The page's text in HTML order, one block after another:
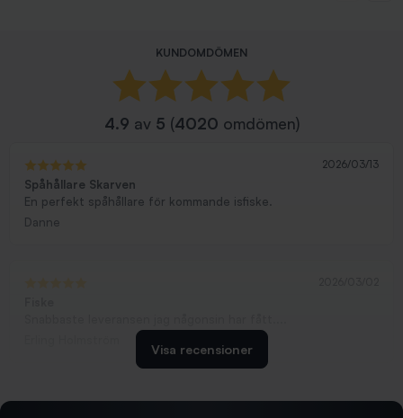
KUNDOMDÖMEN
4.9 av 5 (4020 omdömen)
2026/03/13
Spåhållare Skarven
En perfekt spåhållare för kommande isfiske.
Danne
2026/02/19
Visa recensioner